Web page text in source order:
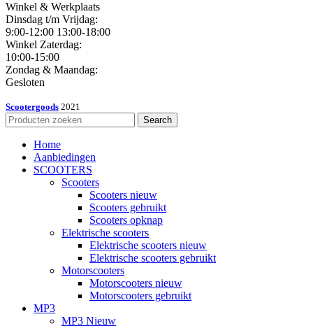
Winkel & Werkplaats
Dinsdag t/m Vrijdag:
9:00-12:00 13:00-18:00
Winkel Zaterdag:
10:00-15:00
Zondag & Maandag:
Gesloten
Scootergoods 2021
Search
Home
Aanbiedingen
SCOOTERS
Scooters
Scooters nieuw
Scooters gebruikt
Scooters opknap
Elektrische scooters
Elektrische scooters nieuw
Elektrische scooters gebruikt
Motorscooters
Motorscooters nieuw
Motorscooters gebruikt
MP3
MP3 Nieuw